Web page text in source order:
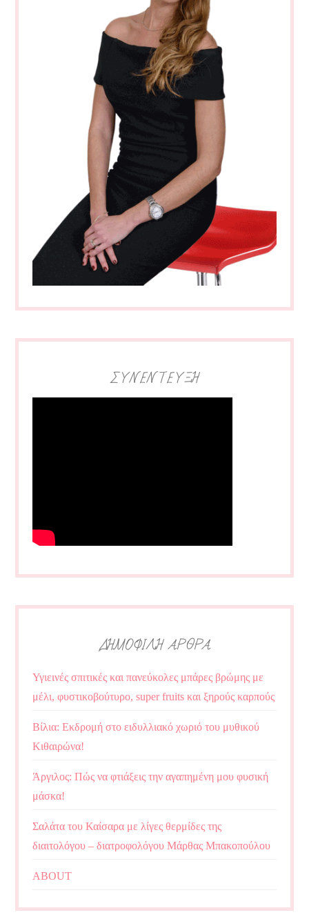
ΣΥΝΕΝΤΕΥΞΗ
ΔΗΜΟΦΙΛΗ ΑΡΘΡΑ
Υγιεινές σπιτικές και πανεύκολες μπάρες βρώμης με
μέλι, φυστικοβούτυρο, super fruits και ξηρούς καρπούς
Βίλια: Εκδρομή στο ειδυλλιακό χωριό του μυθικού
Κιθαιρώνα!
Άργιλος: Πώς να φτιάξεις την αγαπημένη μου φυσική
μάσκα!
Σαλάτα του Καίσαρα με λίγες θερμίδες της
διαιτολόγου – διατροφολόγου Μάρθας Μπακοπούλου
ABOUT